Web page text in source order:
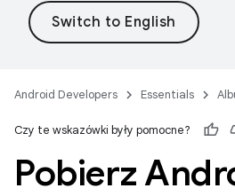
Android Developers Essentials
Czy te wskazówki były pomocne?
Pobierz